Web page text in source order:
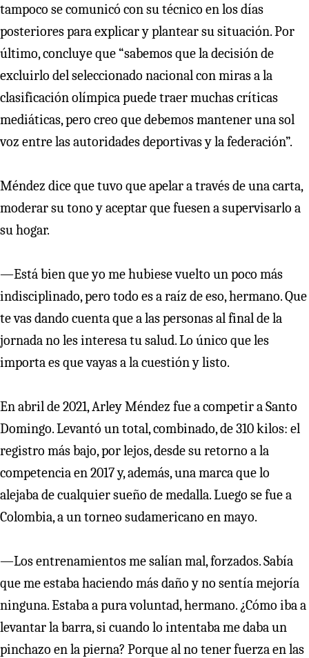
tampoco se comunicó con su técnico en los días
posteriores para explicar y plantear su situación. Por
último, concluye que “sabemos que la decisión de
excluirlo del seleccionado nacional con miras a la
clasificación olímpica puede traer muchas críticas
mediáticas, pero creo que debemos mantener una sol
voz entre las autoridades deportivas y la federación”.
Méndez dice que tuvo que apelar a través de una carta,
moderar su tono y aceptar que fuesen a supervisarlo a
su hogar.
—Está bien que yo me hubiese vuelto un poco más
indisciplinado, pero todo es a raíz de eso, hermano. Que
te vas dando cuenta que a las personas al final de la
jornada no les interesa tu salud. Lo único que les
importa es que vayas a la cuestión y listo.
En abril de 2021, Arley Méndez fue a competir a Santo
Domingo. Levantó un total, combinado, de 310 kilos: el
registro más bajo, por lejos, desde su retorno a la
competencia en 2017 y, además, una marca que lo
alejaba de cualquier sueño de medalla. Luego se fue a
Colombia, a un torneo sudamericano en mayo.
—Los entrenamientos me salían mal, forzados. Sabía
que me estaba haciendo más daño y no sentía mejoría
ninguna. Estaba a pura voluntad, hermano. ¿Cómo iba a
levantar la barra, si cuando lo intentaba me daba un
pinchazo en la pierna? Porque al no tener fuerza en las